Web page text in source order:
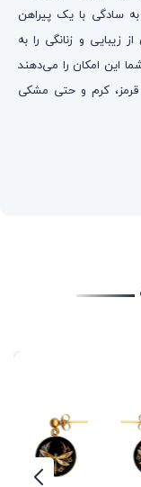
به سادگی با یک پیراهن
زیبایی و زنانگی را به
این امکان را می‌دهند
کرم و حتی مشکی